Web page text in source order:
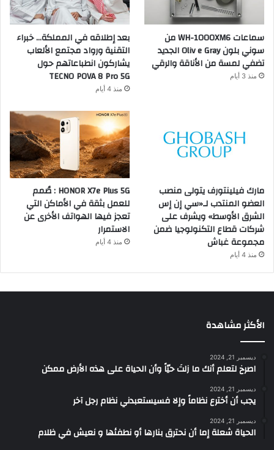
سماعات WH-1000XM6 من
سوني بلون Oliv e Gray الجديد
تضفي لمسة من الأناقة والرقي
منذ 3 أيام
بعد إطلاقه في المملكة… خبراء
التقنية ورواد مجتمع الألعاب
يشاركون انطباعاتهم حول
TECNO POVA 8 Pro 5G
منذ 4 أيام
مارك فيلينتورف يتولى منصب
العضو المنتدب لـ«سي إن إس
الشرق الأوسط» ويشرف على
شركات قطاع التكنولوجيا ضمن
مجموعة غباش
منذ 4 أيام
HONOR X7e Plus 5G : صُمم
للعمل بثقة في الأماكن التي
تعجز فيها الهواتف الأخرى عن
الاستمرار
منذ 4 أيام
الأكثر مشاهدة
ديسمبر 21, 2024
‫اصرخ لتعلم أنك ما زلتَ حيّاً وأن الحياة على هذه الأرض ممكن
ديسمبر 21, 2024
يجب أن أخترع نظاماً وإلا فسيستعبدني نظام رجل آخر
ديسمبر 21, 2024
الحياة شعلة إما أن نحترق بنارها أو نطفئها و نعيش في ظلام